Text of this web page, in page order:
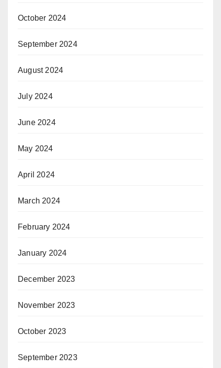
October 2024
September 2024
August 2024
July 2024
June 2024
May 2024
April 2024
March 2024
February 2024
January 2024
December 2023
November 2023
October 2023
September 2023